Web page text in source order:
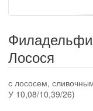
Лосося
с лососем,
У 10,08/10,39/26)